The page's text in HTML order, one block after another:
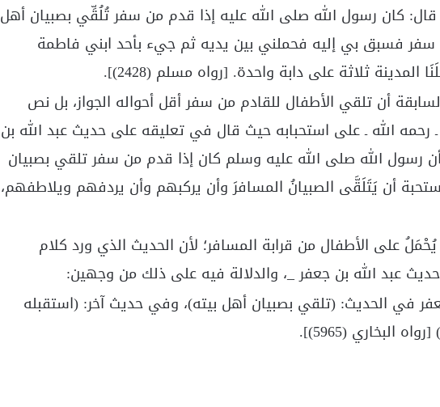
كان رسول الله صلى الله عليه إذا قدم من سفر تُلُقِّي بصبيان أهل
سفر فسبق بي إليه فحملني بين يديه ثم جيء بأحد ابني فاطمة
ثلاثة على دابة واحدة. [رواه مسلم (2428)].
أن تلقي الأطفال للقادم من سفر أقل أحواله الجواز، بل نص
الله ـ على استحبابه حيث قال في تعليقه على حديث عبد الله بن
رسول الله صلى الله عليه وسلم كان إذا قدم من سفر تلقي بصبيان
أن يَتَلَقَّى الصبيانُ المسافرَ وأن يركبهم وأن يردفهم ويلاطفهم،
على الأطفال من قرابة المسافر؛ لأن الحديث الذي ورد كلام
عبد الله بن جعفر _، والدلالة فيه على ذلك من وجهين:
في الحديث: (تلقي بصبيان أهل بيته)، وفي حديث آخر: (استقبله
البخاري (5965)].